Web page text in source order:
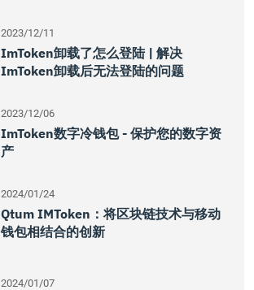
2023/12/11
ImToken卸载了怎么登陆 | 解决
ImToken卸载后无法登陆的问题
2023/12/06
ImToken数字冷钱包 - 保护您的数字资
产
2024/01/24
Qtum IMToken：将区块链技术与移动
钱包相结合的创新
2024/01/07